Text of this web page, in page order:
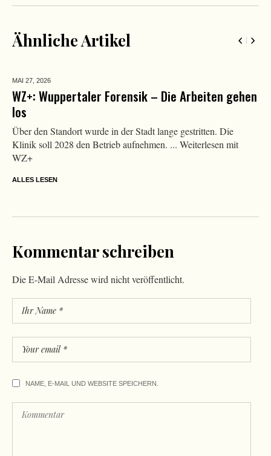
Ähnliche Artikel
MAI 27, 2026
WZ+: Wuppertaler Forensik – Die Arbeiten gehen
los
Über den Standort wurde in der Stadt lange gestritten. Die
Klinik soll 2028 den Betrieb aufnehmen. ... Weiterlesen mit
WZ+
ALLES LESEN
Kommentar schreiben
Die E-Mail Adresse wird nicht veröffentlicht.
NAME, E-MAIL UND WEBSITE SPEICHERN.